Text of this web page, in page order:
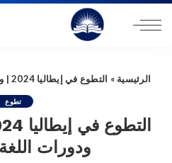
الرئيسية » التطوع في إيطاليا 2024 | ويوفر الإقامة ودورات اللغة الإيطالية
تطوع
ودورات اللغة